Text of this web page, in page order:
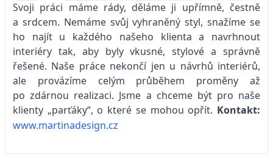
Svoji práci máme rády, děláme ji upřímně, čestně
a srdcem. Nemáme svůj vyhraněný styl, snažíme se
ho najít u každého našeho klienta a navrhnout
interiéry tak, aby byly vkusné, stylové a správně
řešené. Naše práce nekončí jen u návrhů interiérů,
ale provázíme celým průběhem proměny až
po zdárnou realizaci. Jsme a chceme být pro naše
klienty „parťáky“, o které se mohou opřít. Kontakt:
www.martinadesign.cz